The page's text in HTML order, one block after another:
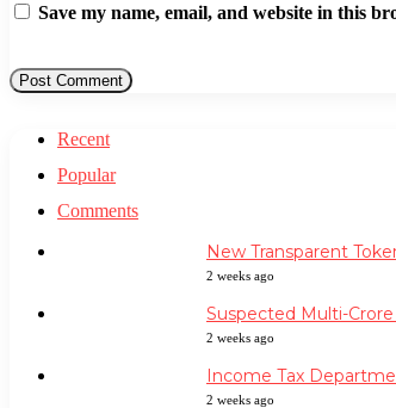
Save my name, email, and website in this
Recent
Popular
Comments
New Transparent
2 weeks ago
Suspected Multi-
2 weeks ago
Income Tax
2 weeks ago